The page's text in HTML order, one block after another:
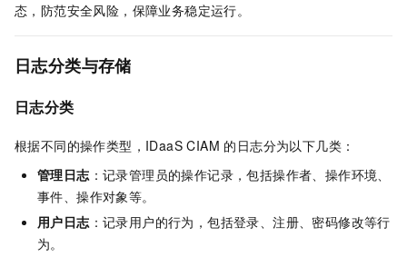
态，防范安全风险，保障业务稳定运行。
日志分类与存储
日志分类
根据不同的操作类型，IDaaS CIAM 的日志分为以下几类：
管理日志 ：记录管理员的操作记录，包括操作者、操作环境、
事件、操作对象等。
用户日志 ：记录用户的行为，包括登录、注册、密码修改等行
为。